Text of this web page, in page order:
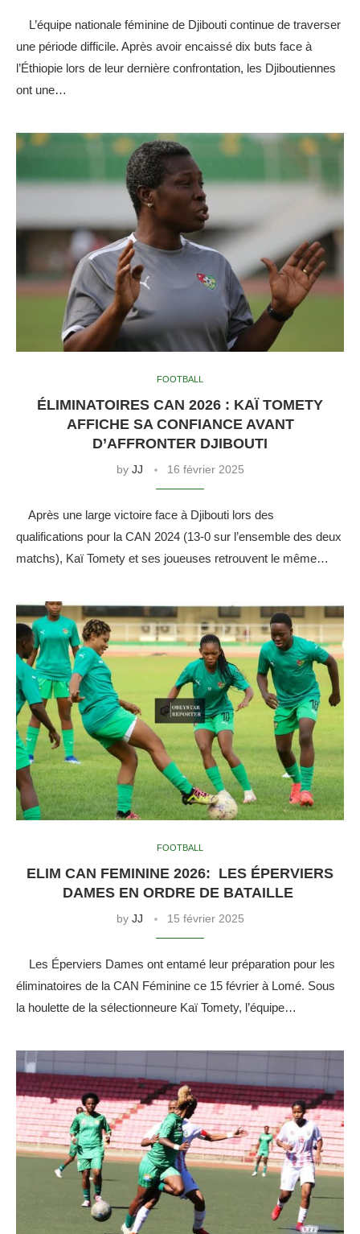
L’équipe nationale féminine de Djibouti continue de traverser
une période difficile. Après avoir encaissé dix buts face à
l’Éthiopie lors de leur dernière confrontation, les Djiboutiennes
ont une…
FOOTBALL
ÉLIMINATOIRES CAN 2026 : KAÏ TOMETY
AFFICHE SA CONFIANCE AVANT
D’AFFRONTER DJIBOUTI
by JJ 16 février 2025
Après une large victoire face à Djibouti lors des
qualifications pour la CAN 2024 (13-0 sur l’ensemble des deux
matchs), Kaï Tomety et ses joueuses retrouvent le même…
FOOTBALL
ELIM CAN FEMININE 2026: LES ÉPERVIERS
DAMES EN ORDRE DE BATAILLE
by JJ 15 février 2025
Les Éperviers Dames ont entamé leur préparation pour les
éliminatoires de la CAN Féminine ce 15 février à Lomé. Sous
la houlette de la sélectionneure Kaï Tomety, l’équipe…